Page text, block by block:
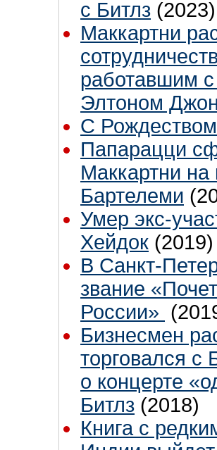
с Битлз (2023)
Маккартни
работавшим
Элтоном
С
Папарацци
Маккартни на
Бартелеми
Умер экс-
Хейдок (2019)
В Санкт-
звание
России»
Бизнесмен
торговался
о концерте
Битлз (2018)
Книга с